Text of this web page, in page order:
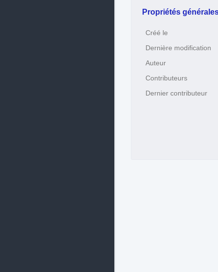
Propriétés
Créé le
Dernière modification
Auteur
Contributeurs
Dernier contributeur